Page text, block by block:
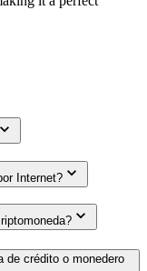
Internet?
de crédito o monedero